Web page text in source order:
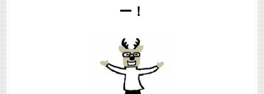
ー！